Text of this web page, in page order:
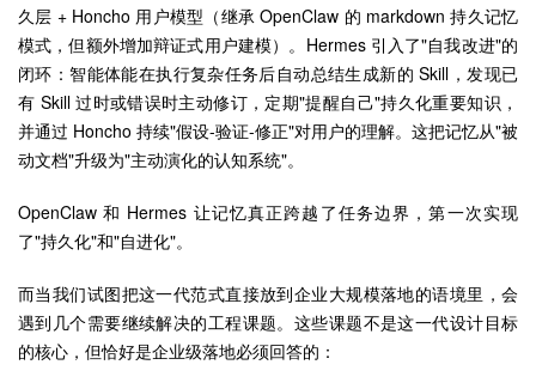
久层 + Honcho 用户模型（继承 OpenClaw 的 markdown 持久记忆
模式，但额外增加辩证式用户建模）。Hermes 引入了"自我改进"的
闭环：智能体能在执行复杂任务后自动总结生成新的 Skill，发现已
有 Skill 过时或错误时主动修订，定期"提醒自己"持久化重要知识，
并通过 Honcho 持续"假设-验证-修正"对用户的理解。这把记忆从"被
动文档"升级为"主动演化的认知系统"。
OpenClaw 和 Hermes 让记忆真正跨越了任务边界，第一次实现
了"持久化"和"自进化"。
而当我们试图把这一代范式直接放到企业大规模落地的语境里，会
遇到几个需要继续解决的工程课题。这些课题不是这一代设计目标
的核心，但恰好是企业级落地必须回答的：